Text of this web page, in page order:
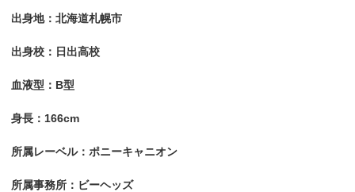
出身地：北海道札幌市
出身校：日出高校
血液型：B型
身長：166cm
所属レーベル：ポニーキャニオン
所属事務所：ビーヘッズ